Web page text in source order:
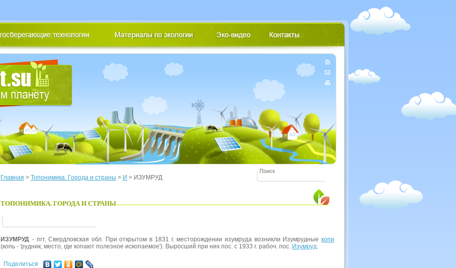
Главная > Топонимика. Города и страны > И > ИЗУМРУД
ТОПОНИМИКА. ГОРОДА И СТРАНЫ
ИЗУМРУД - пгт, Свердловская обл. При открытом в 1831 г. месторождении изумруда возникли Изумрудные копи
(копь - 'рудник; место, где копают полезное ископаемое'). Выросший при них пос. с 1933 г. рабоч. пос. Изумруд.
Поделиться